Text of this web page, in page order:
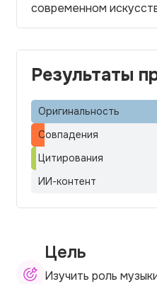
современном
Результаты
Оригинальность
Совпадения
Цитирования
ИИ-контент
Цель
Изучить роль